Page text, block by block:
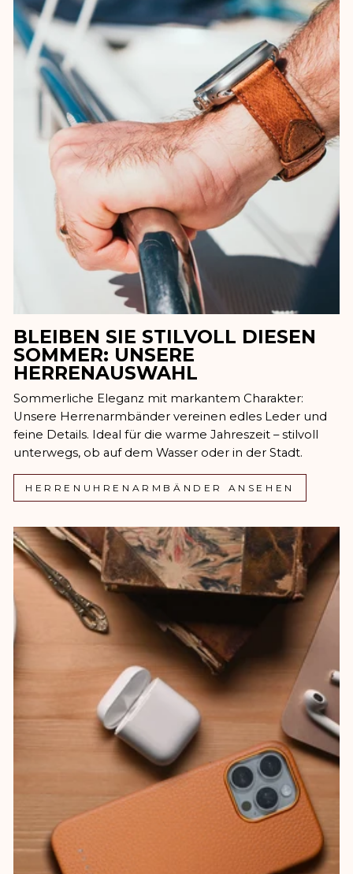
BLEIBEN SIE STILVOLL DIESEN
SOMMER: UNSERE
HERRENAUSWAHL
Sommerliche Eleganz mit markantem Charakter:
Unsere Herrenarmbänder vereinen edles Leder und
feine Details. Ideal für die warme Jahreszeit – stilvoll
unterwegs, ob auf dem Wasser oder in der Stadt.
HERRENUHRENARMBÄNDER ANSEHEN